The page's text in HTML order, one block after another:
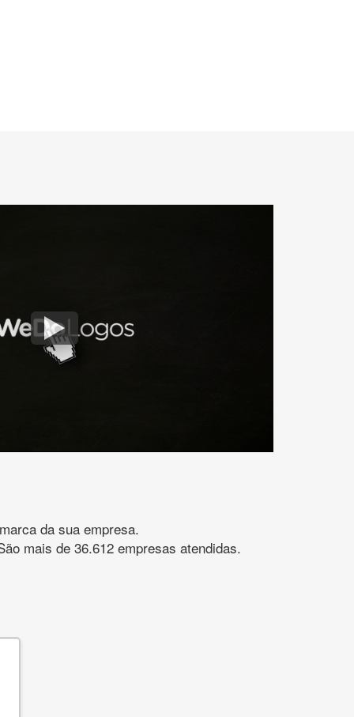
da sua empresa.
mais de 36.612 empresas atendidas.